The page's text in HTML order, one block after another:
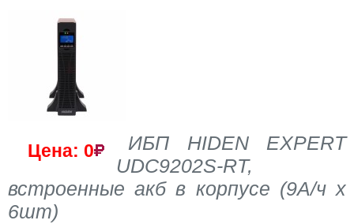
Цена: 0
ИБП HIDEN EXPERT
UDC9202S-RT,
встроенные акб в корпусе (9А/ч х
6шт)